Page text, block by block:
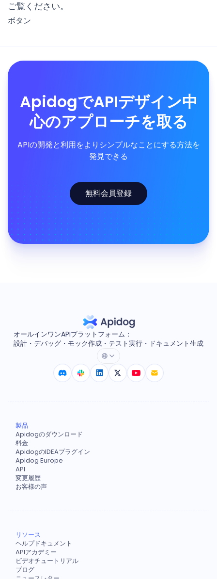
ご覧ください。
ボタン
ApidogでAPIデザイン中
心のアプローチを取る
APIの開発と利用をよりシンプルなことにする方法を
発見できる
無料会員登録
オールインワンAPIプラットフォーム：
設計・デバッグ・モック作成・テスト実行・ドキュメント生成
製品
Apidogのダウンロード
料金
ApidogのIDEAプラグイン
Apidog Europe
API
変更履歴
お客様の声
リソース
ヘルプドキュメント
APIアカデミー
ビデオチュートリアル
ブログ